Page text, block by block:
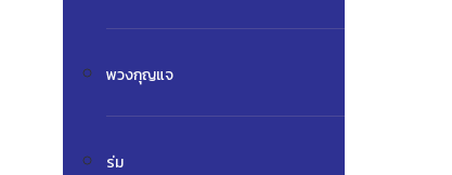
พวงกุญแจ
ร่ม